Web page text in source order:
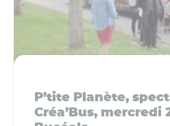
P’tite Planète,
Créa’Bus, mercredi